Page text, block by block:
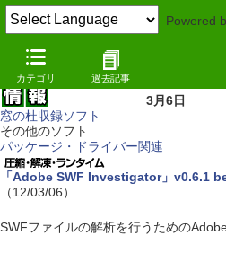
Powered
カテゴリ 過去記事
3月6日
窓の杜収録ソフト
その他のソフト
パッケージ・ドライバー関連
「Adobe SWF Investigator」v0.6.1
（12/03/06）
SWFファイルの解析を行うための